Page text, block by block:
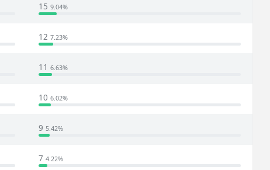
159.04%
127.23%
116.63%
106.02%
95.42%
74.22%